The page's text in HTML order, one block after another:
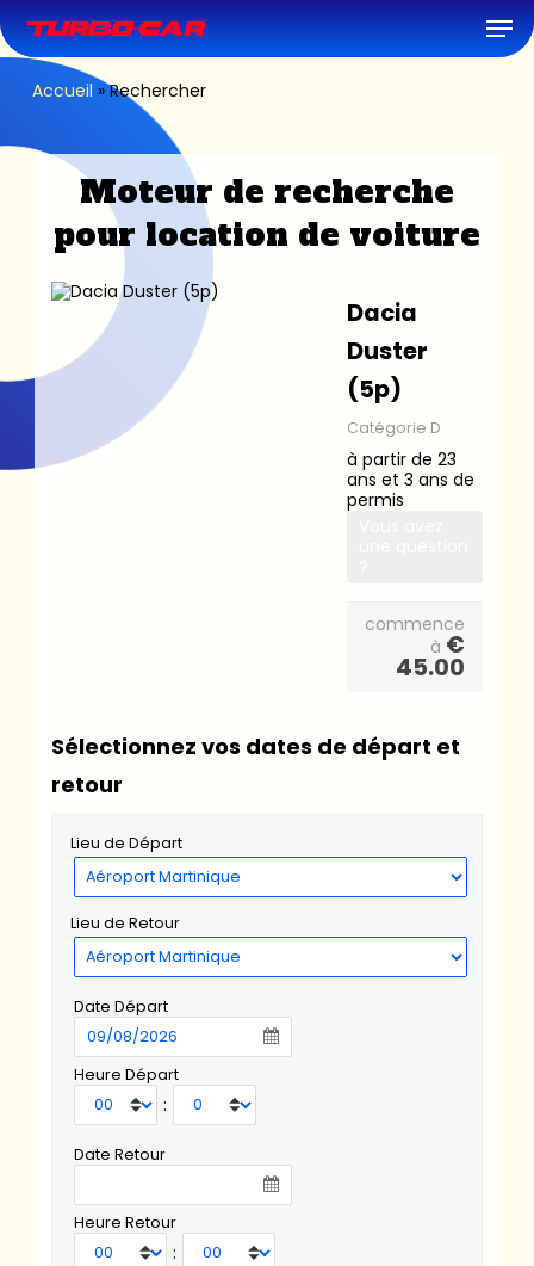
to
main
content
Accueil »Rechercher
Moteur de recherche
pour location de voiture
Dacia
Duster
(5p)
Catégorie D
à partir de 23
ans et 3 ans de
permis
commence
à €
45.00
Sélectionnez vos dates de départ et
retour
Lieu de Départ
Lieu de Retour
Date Départ
Heure Départ
:
Date Retour
Heure Retour
: